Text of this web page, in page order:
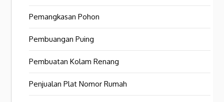
Pemangkasan Pohon
Pembuangan Puing
Pembuatan Kolam Renang
Penjualan Plat Nomor Rumah